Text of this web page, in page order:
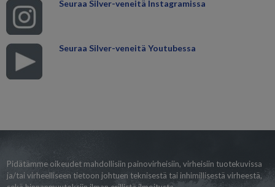
Seuraa Silver-veneitä Instagramissa
Seuraa Silver-veneitä Youtubessa
Pidätämme oikeudet mahdollisiin painovirheisiin, virheisiin tuotekuvissa
ja/tai virheelliseen tietoon johtuen teknisestä tai inhimillisestä virheestä,